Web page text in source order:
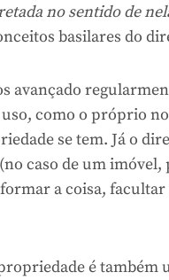
no sentido de
basilares do
avançado
como o próprio
se tem. Já o
caso de um
a coisa,
é